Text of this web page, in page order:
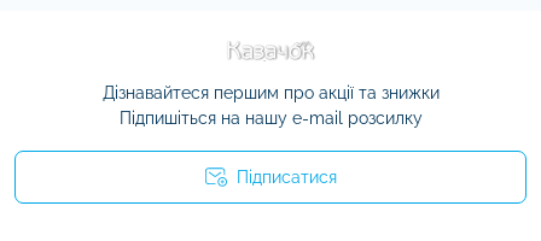
Дізнавайтеся першим про акції та знижки
Підпишіться на нашу e-mail розсилку
Підписатися